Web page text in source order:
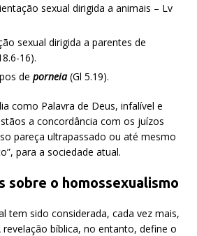
sexual dirigida a animais – Lv
sexual dirigida a parentes de
16).
de porneia(Gl 5.19).
como Palavra de Deus, infalível e
a concordância com os juízos
pareça ultrapassado ou até mesmo
para a sociedade atual.
sobre o homossexualismo
tem sido considerada, cada vez mais,
bíblica, no entanto, define o